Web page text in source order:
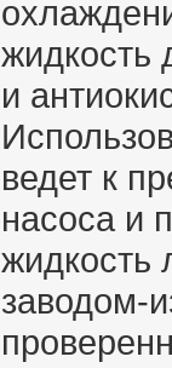
и
ведет к
насоса и
жидкость
заводом-